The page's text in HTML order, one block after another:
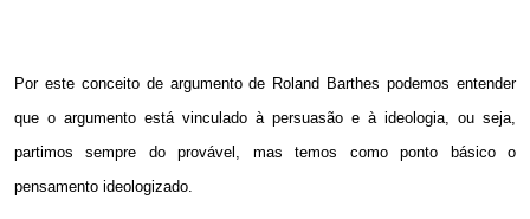
Por este conceito de argumento de Roland Barthes podemos entender
que o argumento está vinculado à persuasão e à ideologia, ou seja,
partimos sempre do provável, mas temos como ponto básico o
pensamento ideologizado.